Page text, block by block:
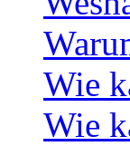
Wie
Wie